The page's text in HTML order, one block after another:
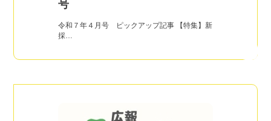
号
令和７年４月号 ピックアップ記事 【特集】新
採…